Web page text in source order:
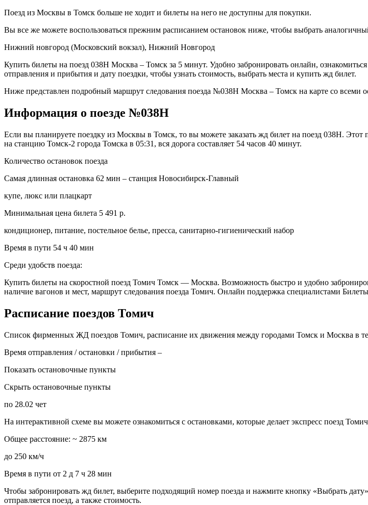
Поезд из Москвы в Томск больше не ходит и билеты на него не доступны для покупки.
Вы все же можете воспользоваться прежним расписанием остановок ниже, чтобы выбрать
Нижний новгород (Московский вокзал), Нижний Новгород
Купить билеты на поезд 038Н Москва – Томск за 5 минут. Удобно забронировать онлайн,
отправления и прибытия и дату поездки, чтобы узнать стоимость, выбрать места и купить жд билет.
Ниже представлен подробный маршрут следования поезда №038Н Москва – Томск на карте со всеми
Информация о поезде №038Н
Если вы планируете поездку из Москвы в Томск, то вы можете заказать жд билет на поезд 038Н.
на станцию Томск-2 города Томска в 05:31, вся дорога составляет 54 часов 40 минут.
Количество остановок поезда
Самая длинная остановка 62 мин – станция Новосибирск-Главный
купе, люкс или плацкарт
Минимальная цена билета 5 491 р.
кондиционер, питание, постельное белье, пресса, санитарно-гигиенический набор
Время в пути 54 ч 40 мин
Среди удобств поезда:
Купить билеты на скоростной поезд Томич Томск — Москва. Возможность быстро и удобно
наличие вагонов и мест, маршрут следования поезда Томич. Онлайн поддержка специалистами
Расписание поездов Томич
Список фирменных ЖД поездов Томич, расписание их движения между городами Томск и Москва в
Время отправления / остановки / прибытия –
Показать остановочные пункты
Скрыть остановочные пункты
по 28.02 чет
На интерактивной схеме вы можете ознакомиться с остановками, которые делает экспресс поезд
Общее расстояние: ~ 2875 км
до 250 км/ч
Время в пути от 2 д 7 ч 28 мин
Чтобы забронировать жд билет, выберите подходящий номер поезда и нажмите кнопку «Выбрать
отправляется поезд, а также стоимость.